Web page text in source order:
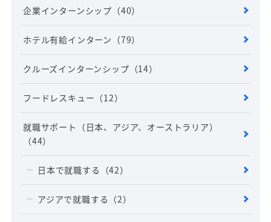
企業インターンシップ （40）
ホテル有給インターン （79）
クルーズインターンシップ （14）
フードレスキュー （12）
就職サポート（日本、アジア、オーストラリア）
（44）
日本で就職する （42）
アジアで就職する （2）